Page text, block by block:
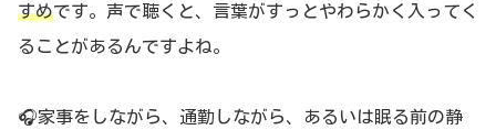
すめです。声で聴くと、言葉がすっとやわらかく入ってく
ることがあるんですよね。
🎧家事をしながら、通勤しながら、あるいは眠る前の静